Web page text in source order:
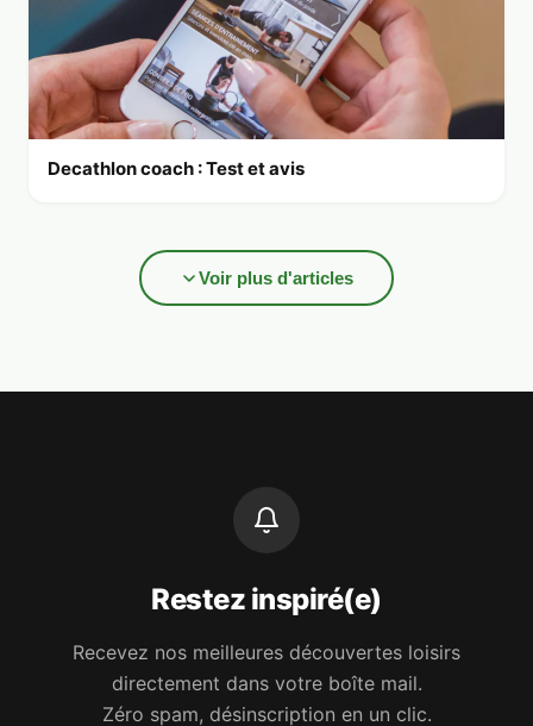
Decathlon coach : Test et avis
Voir plus d'articles
Restez inspiré(e)
Recevez nos meilleures découvertes loisirs
directement dans votre boîte mail.
Zéro spam, désinscription en un clic.